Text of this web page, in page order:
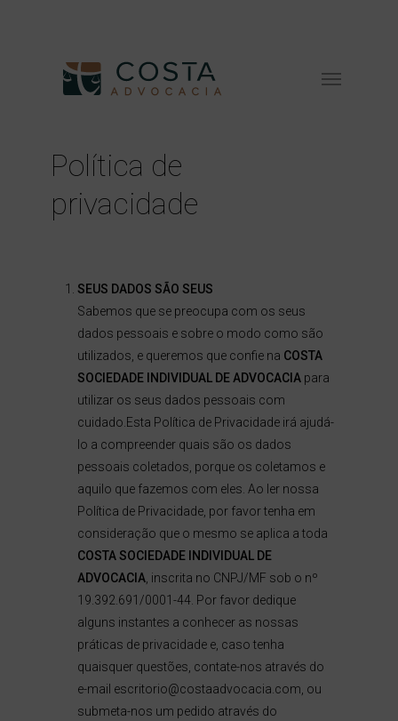
Política de
privacidade
SEUS DADOS SÃO SEUS
Sabemos que se preocupa com os seus
dados pessoais e sobre o modo como são
utilizados, e queremos que confie na COSTA
SOCIEDADE INDIVIDUAL DE ADVOCACIApara
utilizar os seus dados pessoais com
cuidado.Esta Política de Privacidade irá ajudá-
lo a compreender quais são os dados
pessoais coletados, porque os coletamos e
aquilo que fazemos com eles. Ao ler nossa
Política de Privacidade, por favor tenha em
consideração que o mesmo se aplica a toda
COSTA SOCIEDADE INDIVIDUAL DE
ADVOCACIA, inscrita no CNPJ/MF sob o nº
19.392.691/0001-44. Por favor dedique
alguns instantes a conhecer as nossas
práticas de privacidade e, caso tenha
quaisquer questões, contate-nos através do
e-mail escritorio@costaadvocacia.com, ou
submeta-nos um pedido através do